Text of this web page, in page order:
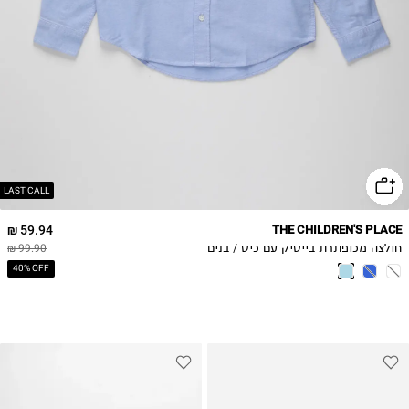
LAST CALL
59.94 ₪
99.90 ₪
40% OFF
THE CHILDREN'S PLACE
חולצה מכופתרת בייסיק עם כיס / בנים